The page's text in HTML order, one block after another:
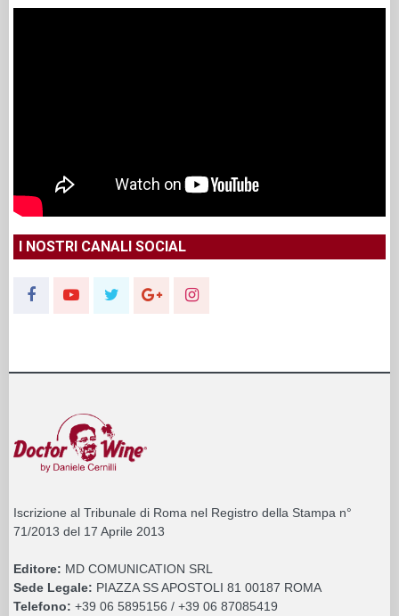
I NOSTRI CANALI SOCIAL
Iscrizione al Tribunale di Roma nel Registro della Stampa n°
71/2013 del 17 Aprile 2013
Editore: MD COMUNICATION SRL
Sede Legale: PIAZZA SS APOSTOLI 81 00187 ROMA
Telefono: +39 06 5895156 / +39 06 87085419